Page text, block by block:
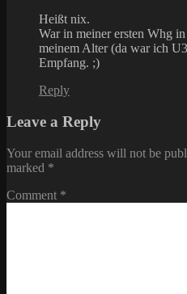
Heißt nix.
War in meiner ersten Whg
meinem Alter (da war ich
Empfang. ;)
Reply
Leave a Reply
Your email address will not be
marked *
Comment *